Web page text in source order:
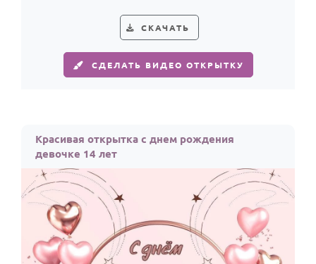
СКАЧАТЬ
СДЕЛАТЬ ВИДЕО ОТКРЫТКУ
Красивая открытка с днем рождения
девочке 14 лет